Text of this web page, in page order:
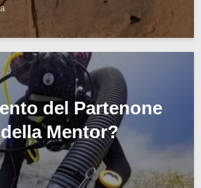
del Partenone
Mentor?